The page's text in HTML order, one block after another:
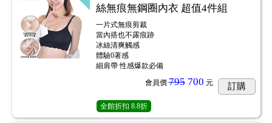
絲無痕無鋼圈內衣 超值4件組
一片式無痕剪裁
當內搭也不露痕跡
冰絲清爽觸感
體驗0著感
細肩帶 性感爆款必備
會員價 795700 元 訂購
全館折扣 8.8折